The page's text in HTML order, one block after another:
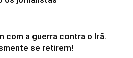
com a guerra contra o Irã.
se retirem!